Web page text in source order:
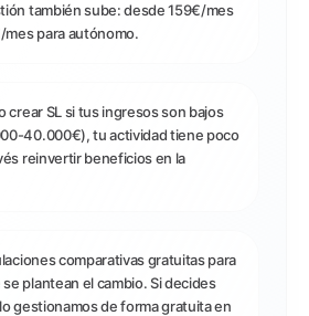
también sube: desde 159€/mes
para autónomo.
crear SL si tus ingresos son bajos
40.000€), tu actividad tiene poco
reinvertir beneficios en la
comparativas gratuitas para
plantean el cambio. Si decides
gestionamos de forma gratuita en